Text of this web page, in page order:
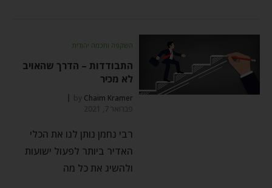
השקפה וחכמה יהודית
התבודדות – הדרך שהאויב
לא מכיר
by Chaim Kramer
פברואר 7, 2021
רבי נחמן נותן לנו את הכלי
האדיר ביותר לפעול ישועות
ולהשיג את כל מה